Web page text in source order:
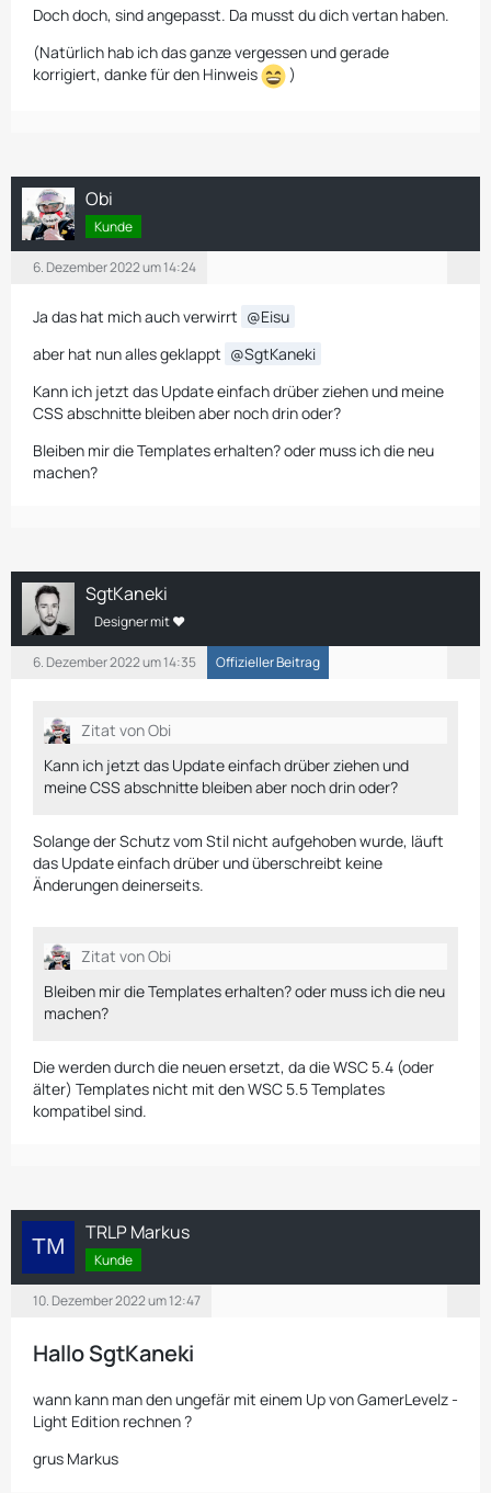
Doch doch, sind angepasst. Da musst du dich vertan haben.
(Natürlich hab ich das ganze vergessen und gerade
korrigiert, danke für den Hinweis
)
Obi
Kunde
6. Dezember 2022 um 14:24
Ja das hat mich auch verwirrt
Eisu
aber hat nun alles geklappt
SgtKaneki
Kann ich jetzt das Update einfach drüber ziehen und meine
CSS abschnitte bleiben aber noch drin oder?
Bleiben mir die Templates erhalten? oder muss ich die neu
machen?
SgtKaneki
Designer mit ❤
6. Dezember 2022 um 14:35 Offizieller Beitrag
Zitat von Obi
Kann ich jetzt das Update einfach drüber ziehen und
meine CSS abschnitte bleiben aber noch drin oder?
Solange der Schutz vom Stil nicht aufgehoben wurde, läuft
das Update einfach drüber und überschreibt keine
Änderungen deinerseits.
Zitat von Obi
Bleiben mir die Templates erhalten? oder muss ich die neu
machen?
Die werden durch die neuen ersetzt, da die WSC 5.4 (oder
älter) Templates nicht mit den WSC 5.5 Templates
kompatibel sind.
TRLP Markus
Kunde
10. Dezember 2022 um 12:47
Hallo SgtKaneki
wann kann man den ungefär mit einem Up von GamerLevelz -
Light Edition rechnen ?
grus Markus